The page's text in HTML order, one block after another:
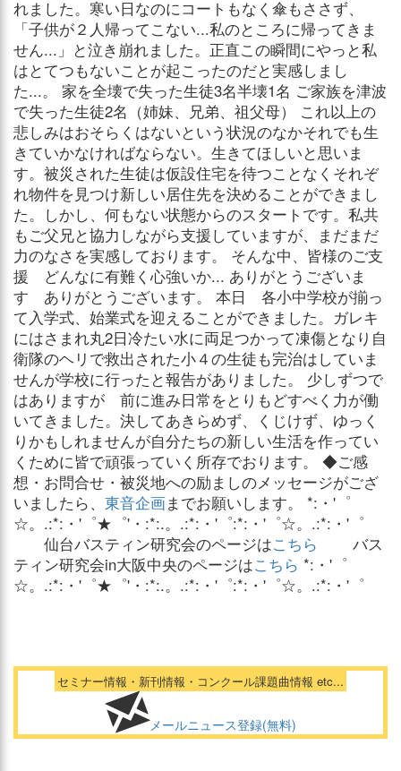
れました。寒い日なのにコートもなく傘もささず、
「子供が２人帰ってこない...私のところに帰ってきま
せん...」と泣き崩れました。正直この瞬間にやっと私
はとてつもないことが起こったのだと実感しまし
た...。 家を全壊で失った生徒3名半壊1名 ご家族を津波
で失った生徒2名（姉妹、兄弟、祖父母） これ以上の
悲しみはおそらくはないという状況のなかそれでも生
きていかなければならない。生きてほしいと思いま
す。被災された生徒は仮設住宅を待つことなくそれぞ
れ物件を見つけ新しい居住先を決めることができまし
た。しかし、何もない状態からのスタートです。私共
もご父兄と協力しながら支援していますが、まだまだ
力のなさを実感しております。 そんな中、皆様のご支
援 どんなに有難く心強いか... ありがとうございま
す ありがとうございます。 本日 各小中学校が揃っ
て入学式、始業式を迎えることができました。ガレキ
にはさまれ丸2日冷たい水に両足つかって凍傷となり自
衛隊のヘリで救出された小４の生徒も完治はしていま
せんが学校に行ったと報告がありました。 少しずつで
はありますが 前に進み日常をとりもどすべく力が働
いてきました。決してあきらめず、くじけず、ゆっく
りかもしれませんが自分たちの新しい生活を作ってい
くために皆で頑張っていく所存でおります。 ◆ご感
想・お問合せ・被災地への励ましのメッセージがござ
いましたら、 東音企画までお願いします。 *:・'゜
☆。.:*:・'゜★゜'・:*:.。.:*:・'゜:*:・'゜☆。.:*:・'゜
仙台バスティン研究会のページはこちら バス
ティン研究会in大阪中央のページはこちら *:・'゜
☆。.:*:・'゜★゜'・:*:.。.:*:・'゜:*:・'゜☆。.:*:・'゜
セミナー情報・新刊情報・コンクール課題曲情報 etc...
メールニュース登録(無料)